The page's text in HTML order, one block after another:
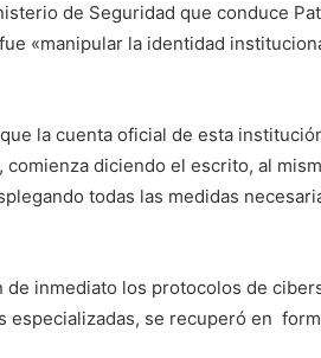
de Seguridad que conduce
«manipular la identidad
la cuenta oficial de esta
diciendo el escrito, al
todas las medidas
inmediato los protocolos de
especializadas, se recuperó en